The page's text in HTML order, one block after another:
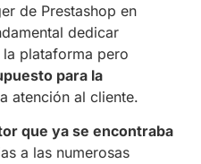
de Prestashop en
dedicar
plataforma pero
para la
atención al cliente.
que ya se encontraba
a las numerosas